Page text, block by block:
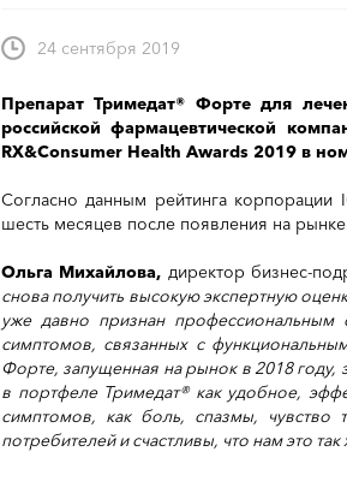
24 сентября 2019
Препарат Тримедат® Форте для
российской фармацевтической
RX&Consumer Health Awards 2019 в
Согласно данным рейтинга
шесть месяцев после появления на
Ольга Михайлова, директор бизнес-
снова получить высокую экспертную
уже давно признан профессиональным
симптомов, связанных с
Форте, запущенная на рынок в 2018 году,
в портфеле Тримедат® как удобное,
симптомов, как боль, спазмы,
потребителей и счастливы, что нам это